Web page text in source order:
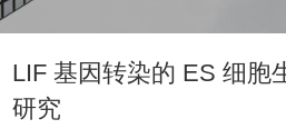
LIF 基因转染的 ES 细胞
研究